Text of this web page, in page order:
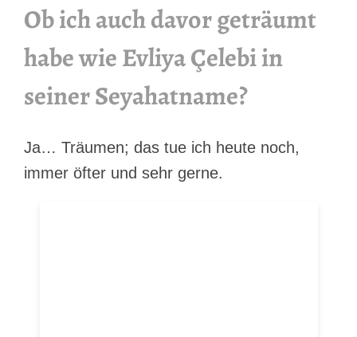
Ob ich auch davor geträumt
habe wie Evliya Çelebi in
seiner Seyahatname?
Ja… Träumen; das tue ich heute noch,
immer öfter und sehr gerne.